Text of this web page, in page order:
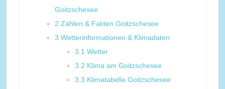
Goitzschesee
2 Zahlen & Fakten Goitzschesee
3 Wetterinformationen & Klimadaten
3.1 Wetter
3.2 Klima am Goitzschesee
3.3 Klimatabelle Goitzschesee